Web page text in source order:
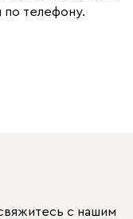
по телефону.
с нашим